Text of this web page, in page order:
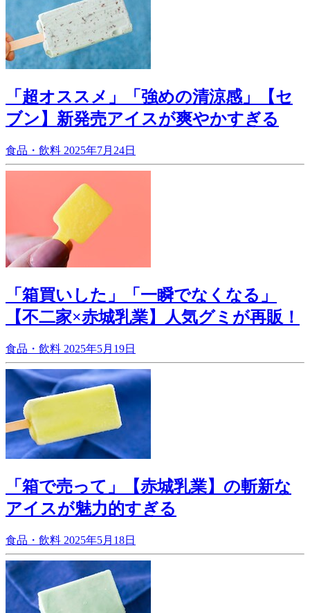
「超オススメ」「強めの清涼感」【セ
ブン】新発売アイスが爽やかすぎる
食品・飲料 2025年7月24日
「箱買いした」「一瞬でなくなる」
【不二家×赤城乳業】人気グミが再販！
食品・飲料 2025年5月19日
「箱で売って」【赤城乳業】の斬新な
アイスが魅力的すぎる
食品・飲料 2025年5月18日